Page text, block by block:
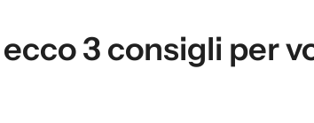
3 consigli per